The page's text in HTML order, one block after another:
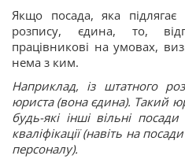
Якщо посада, яка
розпису, єдина, то,
працівникові на умовах,
нема з ким.
Наприклад, із штатного
юриста (вона єдина). Такий
будь-які інші вільні
кваліфікації (навіть на
персоналу).